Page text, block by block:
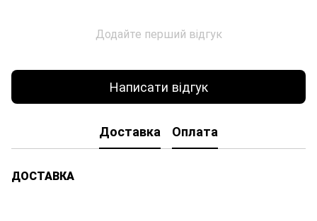
Додайте перший відгук
Написати відгук
Доставка Оплата
ДОСТАВКА